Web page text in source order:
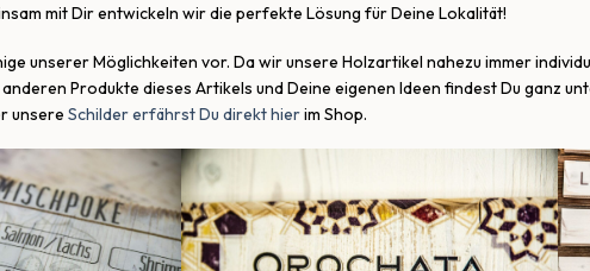
mit Dir entwickeln wir die perfekte Lösung für Deine Lokalität!
unserer Möglichkeiten vor. Da wir unsere Holzartikel nahezu immer
Produkte dieses Artikels und Deine eigenen Ideen findest Du ganz
unsere Schilder erfährst Du direkt hierim Shop.